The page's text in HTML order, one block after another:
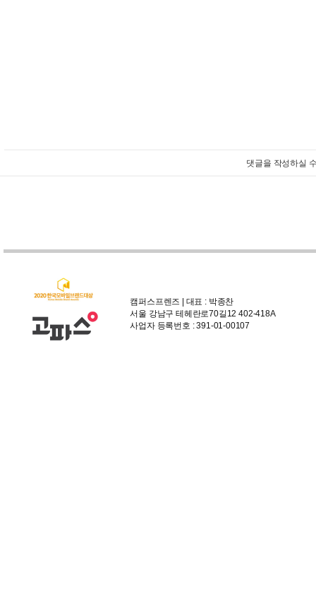
댓글을 작성하실
캠퍼스프렌즈 | 대표 : 박종찬
서울 강남구 테헤란로70길12 402-418A
사업자 등록번호 : 391-01-00107